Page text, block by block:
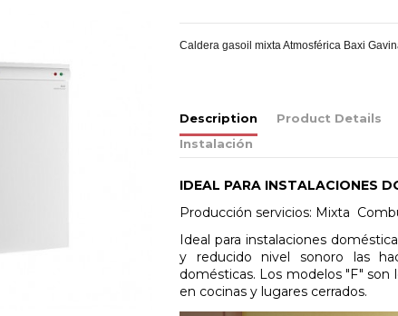
Caldera gasoil mixta Atmosférica Baxi
Description Product Details
Instalación
IDEAL PARA INSTALACIONES
Producción servicios: Mixta
Ideal para instalaciones
y reducido nivel sonoro las
domésticas. Los modelos "F" son
en cocinas y lugares cerrados.